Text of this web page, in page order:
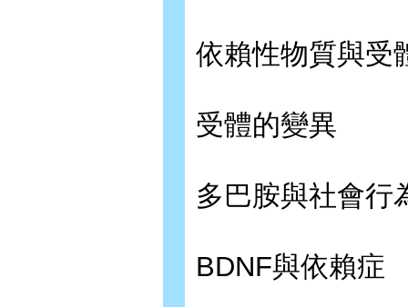
依賴性物質與受
受體的變異
多巴胺與社會行
BDNF與依賴症